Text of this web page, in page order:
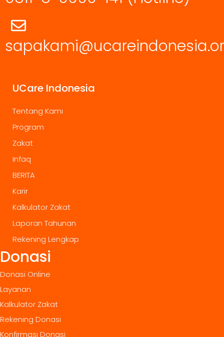
UCare Indonesia
Tentang Kami
Program
Zakat
Infaq
BERITA
Karir
Kalkulator Zakat
Laporan Tahunan
Rekening Lengkap
Donasi
Donasi Online
Layanan
Kalkulator Zakat
Rekening Donasi
Konfirmasi Donasi